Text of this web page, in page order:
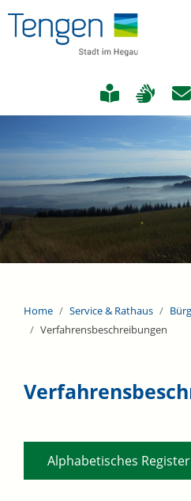
Home Service & Rathaus
Verfahrensbeschreibungen
Alphabetisches